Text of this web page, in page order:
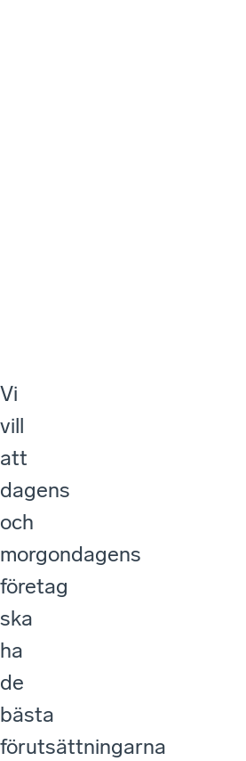
Vi
vill
att
dagens
och
morgondagens
företag
ska
ha
de
bästa
förutsättningarna